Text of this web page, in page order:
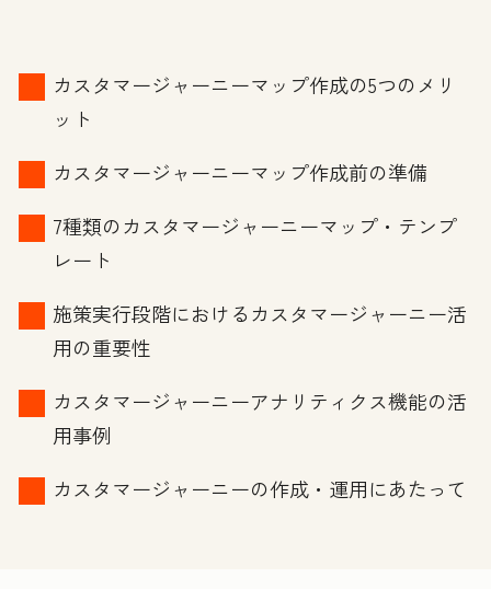
カスタマージャーニーマップ作成の5つのメリ
ット
カスタマージャーニーマップ作成前の準備
7種類のカスタマージャーニーマップ・テンプ
レート
施策実行段階におけるカスタマージャーニー活
用の重要性
カスタマージャーニーアナリティクス機能の活
用事例
カスタマージャーニーの作成・運用にあたって